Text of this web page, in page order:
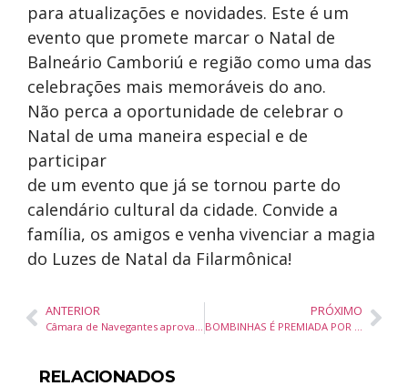
para atualizações e novidades. Este é um
evento que promete marcar o Natal de
Balneário Camboriú e região como uma das
celebrações mais memoráveis do ano.
Não perca a oportunidade de celebrar o
Natal de uma maneira especial e de
participar
de um evento que já se tornou parte do
calendário cultural da cidade. Convide a
família, os amigos e venha vivenciar a magia
do Luzes de Natal da Filarmônica!
ANTERIOR PRÓXIMO
RELACIONADOS